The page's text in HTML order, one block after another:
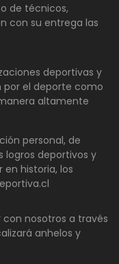
de técnicos,
con su entrega las
deportivas y
por el deporte como
altamente
personal, de
logros deportivos y
en historia, los
nosotros a través
anhelos y